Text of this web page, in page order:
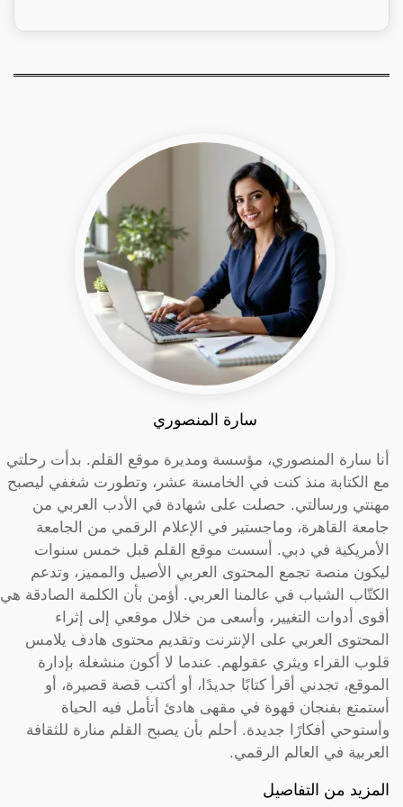
سارة المنصوري
أنا سارة المنصوري، مؤسسة ومديرة موقع القلم. بدأت رحلتي
مع الكتابة منذ كنت في الخامسة عشر، وتطورت شغفي ليصبح
مهنتي ورسالتي. حصلت على شهادة في الأدب العربي من
جامعة القاهرة، وماجستير في الإعلام الرقمي من الجامعة
الأمريكية في دبي. أسست موقع القلم قبل خمس سنوات
ليكون منصة تجمع المحتوى العربي الأصيل والمميز، وتدعم
الكتّاب الشباب في عالمنا العربي. أؤمن بأن الكلمة الصادقة هي
أقوى أدوات التغيير، وأسعى من خلال موقعي إلى إثراء
المحتوى العربي على الإنترنت وتقديم محتوى هادف يلامس
قلوب القراء ويثري عقولهم. عندما لا أكون منشغلة بإدارة
الموقع، تجدني أقرأ كتابًا جديدًا، أو أكتب قصة قصيرة، أو
أستمتع بفنجان قهوة في مقهى هادئ أتأمل فيه الحياة
وأستوحي أفكارًا جديدة. أحلم بأن يصبح القلم منارة للثقافة
العربية في العالم الرقمي.
المزيد من التفاصيل